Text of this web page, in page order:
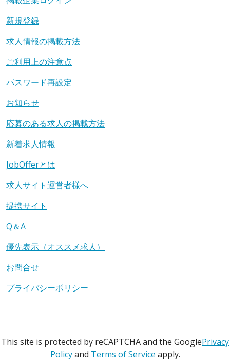
新規登録
求人情報の掲載方法
ご利用上の注意点
パスワード再設定
お知らせ
応募のある求人の掲載方法
新着求人情報
JobOfferとは
求人サイト運営者様へ
提携サイト
Q＆A
優先表示（オススメ求人）
お問合せ
プライバシーポリシー
This site is protected by reCAPTCHA and the GooglePrivacy
Policyand Terms of Service apply.